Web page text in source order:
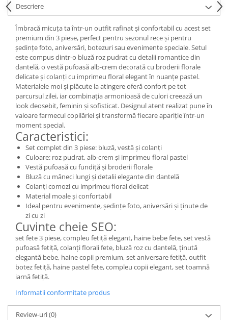
Descriere
Îmbracă micuța ta într-un outfit rafinat și confortabil cu acest set
premium din 3 piese, perfect pentru sezonul rece și pentru
ședințe foto, aniversări, botezuri sau evenimente speciale. Setul
este compus dintr-o bluză roz pudrat cu detalii romantice din
dantelă, o vestă pufoasă alb-crem decorată cu broderii florale
delicate și colanți cu imprimeu floral elegant în nuanțe pastel.
Materialele moi și plăcute la atingere oferă confort pe tot
parcursul zilei, iar combinația armonioasă de culori creează un
look deosebit, feminin și sofisticat. Designul atent realizat pune în
valoare farmecul copilăriei și transformă fiecare apariție într-un
moment special.
Caracteristici:
Set complet din 3 piese: bluză, vestă și colanți
Culoare: roz pudrat, alb-crem și imprimeu floral pastel
Vestă pufoasă cu fundiță și broderii florale
Bluză cu mâneci lungi și detalii elegante din dantelă
Colanți comozi cu imprimeu floral delicat
Material moale și confortabil
Ideal pentru evenimente, ședințe foto, aniversări și ținute de
zi cu zi
Cuvinte cheie SEO:
set fete 3 piese, compleu fetiță elegant, haine bebe fete, set vestă
pufoasă fetiță, colanți florali fete, bluză roz cu dantelă, ținută
elegantă bebe, haine copii premium, set aniversare fetiță, outfit
botez fetiță, haine pastel fete, compleu copii elegant, set toamnă
iarnă fetiță.
Informatii conformitate produs
Review-uri(0)